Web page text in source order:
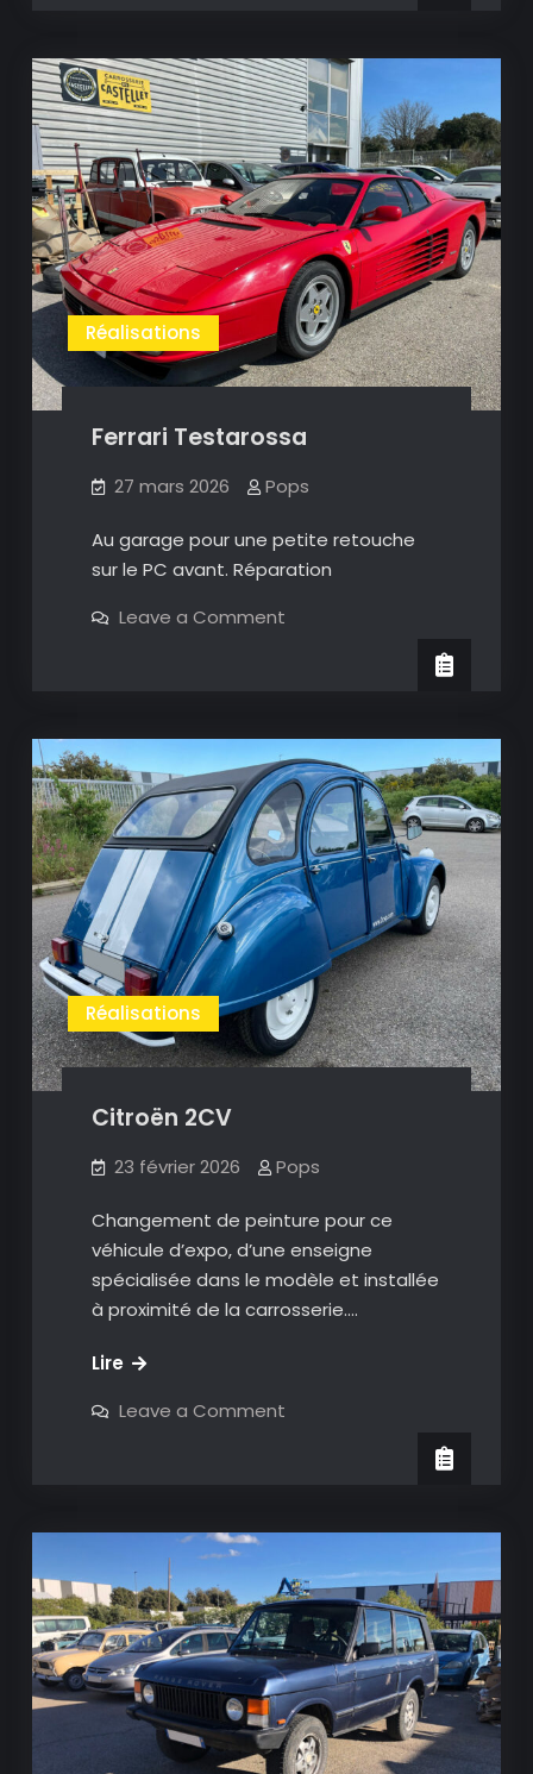
Réalisations
Ferrari Testarossa
27 mars 2026 Pops
Au garage pour une petite retouche
sur le PC avant. Réparation
Leave a Commenton
Réalisations
Citroën 2CV
23 février 2026 Pops
Changement de peinture pour ce
véhicule d’expo, d’une enseigne
spécialisée dans le modèle et installée
à proximité de la carrosserie.…
LireCitroën
Leave a Commenton